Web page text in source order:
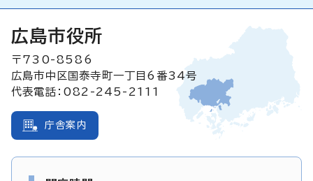
広島市役所
〒730-8586
広島市中区国泰寺町一丁目6番34号
代表電話：082-245-2111
庁舎案内